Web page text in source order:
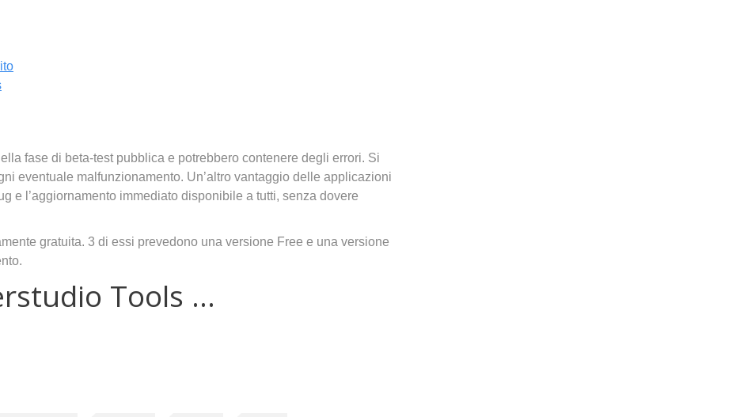
fase di beta-test pubblica e potrebbero contenere degli errori. Si
eventuale malfunzionamento. Un’altro vantaggio delle applicazioni
e l’aggiornamento immediato disponibile a tutti, senza dovere
gratuita. 3 di essi prevedono una versione Free e una versione
Tools …